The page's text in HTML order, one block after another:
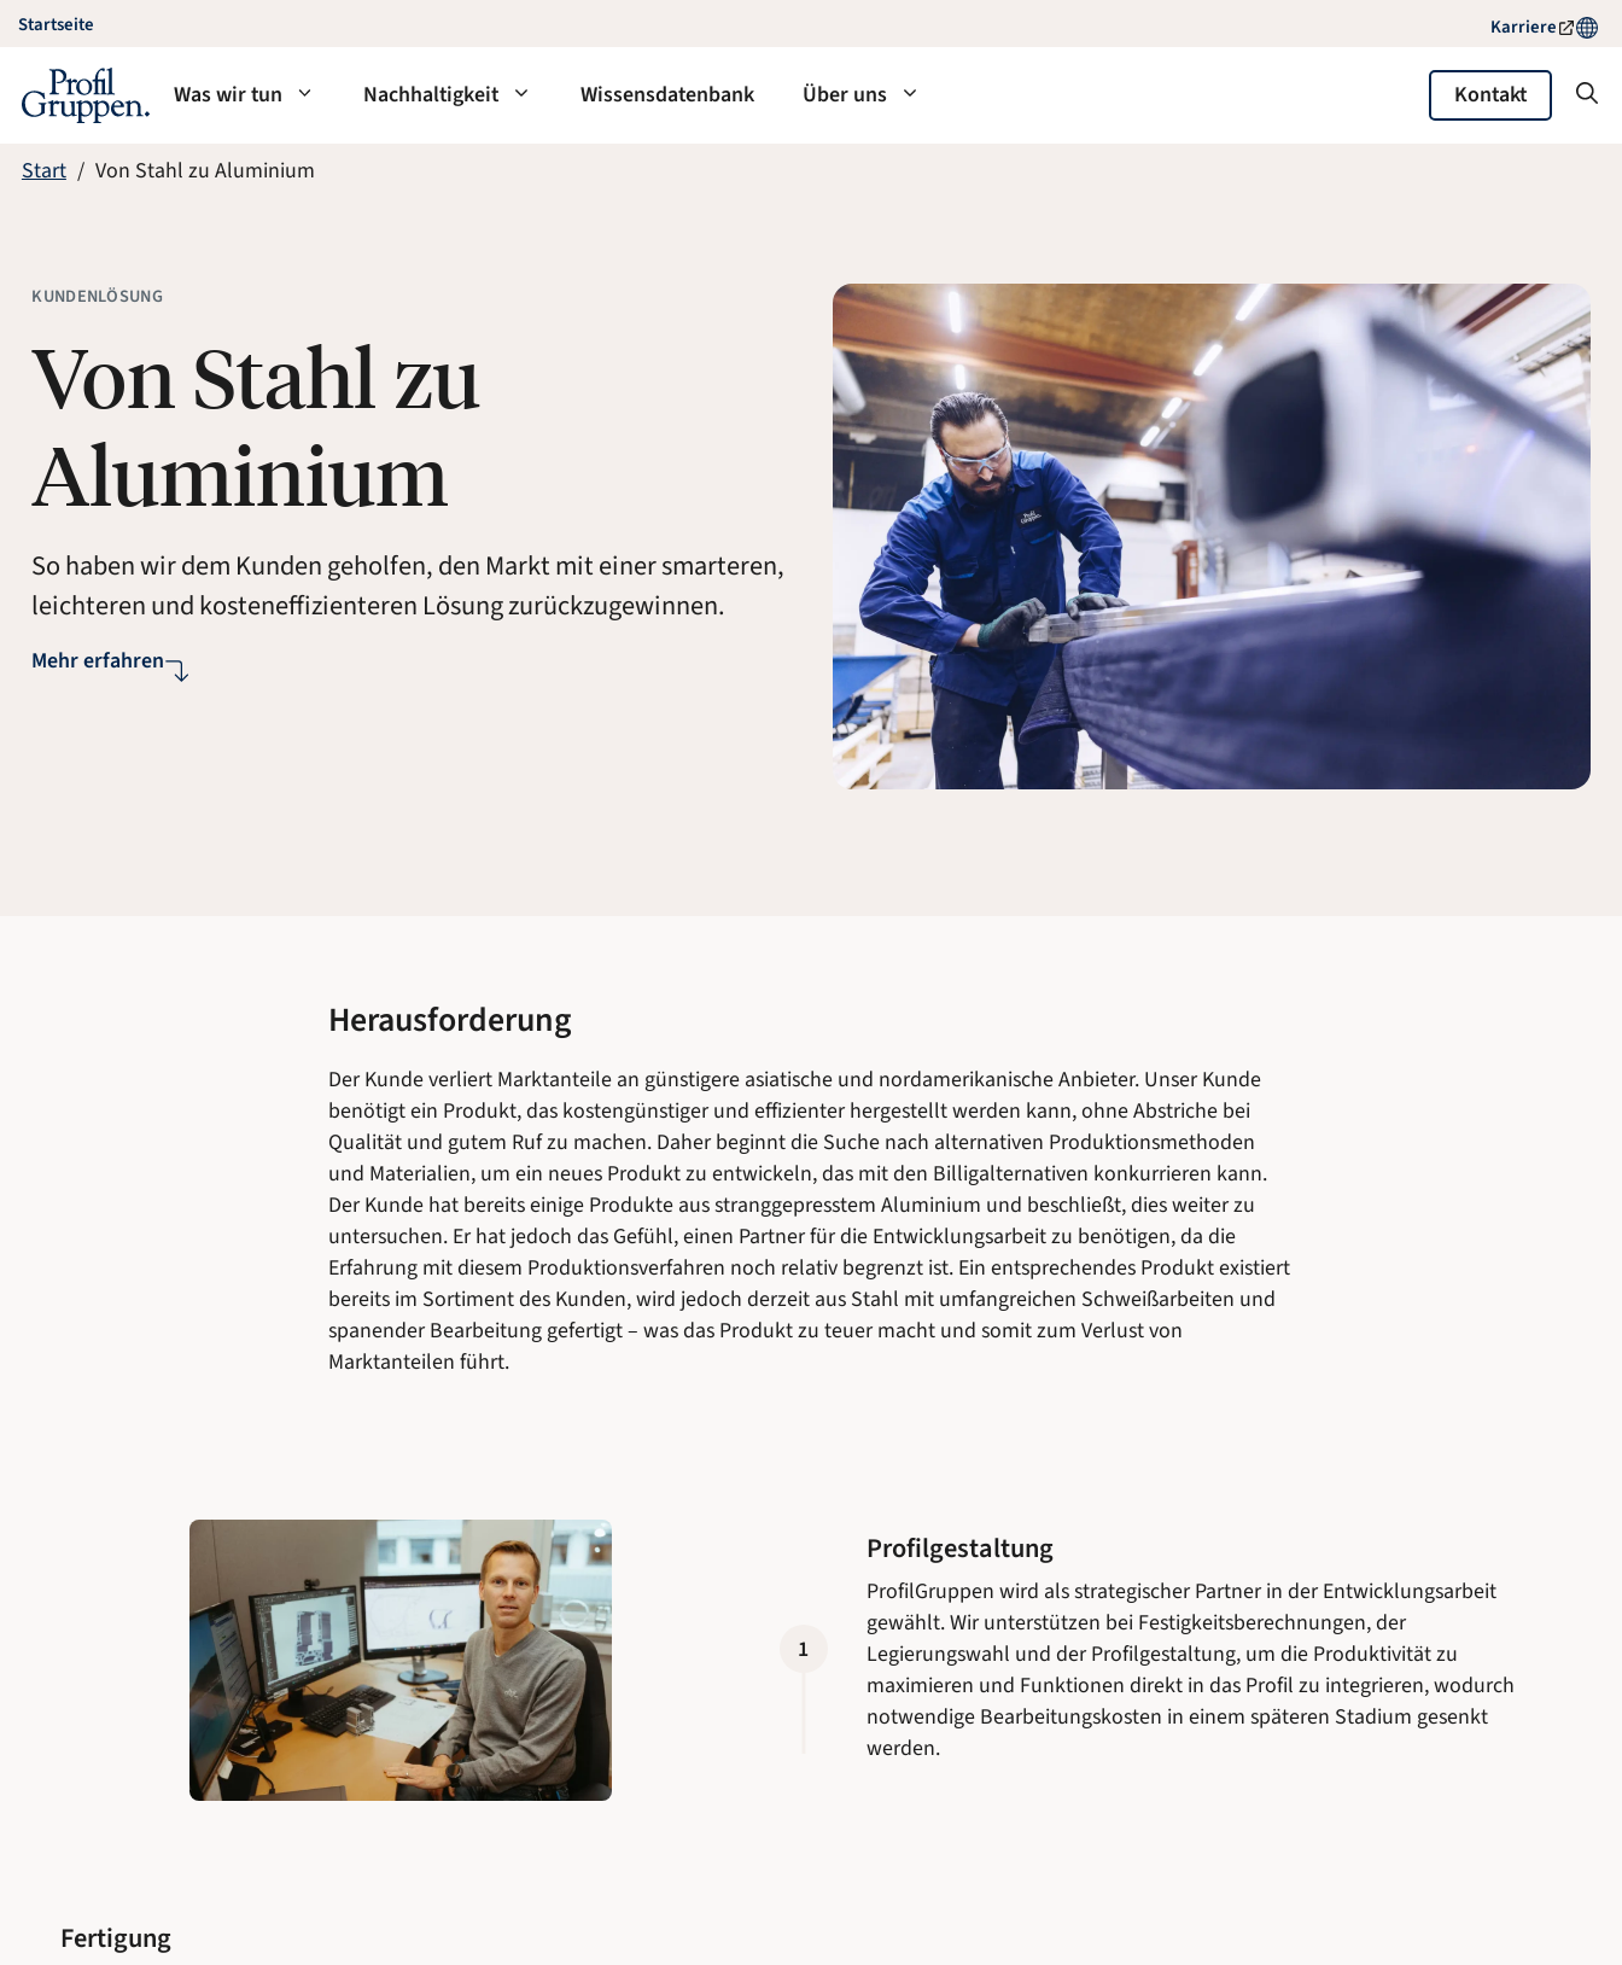
Zum
springen
Startseite Karriere
Was wir tun Nachhaltigkeit Wissensdatenbank Über uns Kontakt
Start Von Stahl zu Aluminium
KUNDENLÖSUNG
Von Stahl zu
Aluminium
So haben wir dem Kunden geholfen, den Markt mit einer smarteren,
leichteren und kosteneffizienteren Lösung zurückzugewinnen.
Mehr erfahren
Herausforderung
Der Kunde verliert Marktanteile an günstigere asiatische und nordamerikanische Anbieter. Unser Kunde
benötigt ein Produkt, das kostengünstiger und effizienter hergestellt werden kann, ohne Abstriche bei
Qualität und gutem Ruf zu machen. Daher beginnt die Suche nach alternativen Produktionsmethoden
und Materialien, um ein neues Produkt zu entwickeln, das mit den Billigalternativen konkurrieren kann.
Der Kunde hat bereits einige Produkte aus stranggepresstem Aluminium und beschließt, dies weiter zu
untersuchen. Er hat jedoch das Gefühl, einen Partner für die Entwicklungsarbeit zu benötigen, da die
Erfahrung mit diesem Produktionsverfahren noch relativ begrenzt ist. Ein entsprechendes Produkt existiert
bereits im Sortiment des Kunden, wird jedoch derzeit aus Stahl mit umfangreichen Schweißarbeiten und
spanender Bearbeitung gefertigt – was das Produkt zu teuer macht und somit zum Verlust von
Marktanteilen führt.
1
Profilgestaltung
ProfilGruppen wird als strategischer Partner in der Entwicklungsarbeit
gewählt. Wir unterstützen bei Festigkeitsberechnungen, der
Legierungswahl und der Profilgestaltung, um die Produktivität zu
maximieren und Funktionen direkt in das Profil zu integrieren, wodurch
notwendige Bearbeitungskosten in einem späteren Stadium gesenkt
werden.
Fertigung